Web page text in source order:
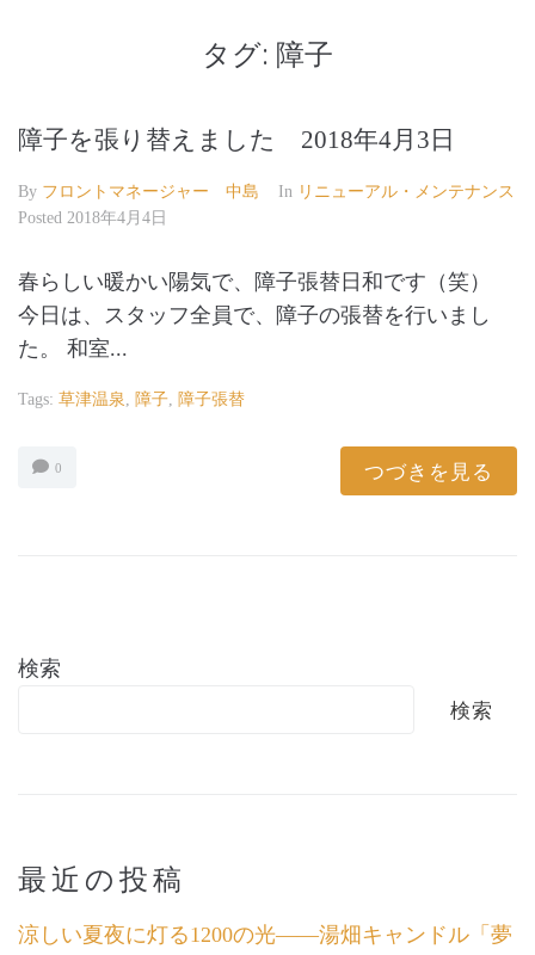
タグ: 障子
障子を張り替えました 2018年4月3日
By フロントマネージャー 中島 In リニューアル・メンテナンス
Posted 2018年4月4日
春らしい暖かい陽気で、障子張替日和です（笑）
今日は、スタッフ全員で、障子の張替を行いまし
た。 和室...
Tags: 草津温泉, 障子, 障子張替
0 つづきを見る
検索
検索
最近の投稿
涼しい夏夜に灯る1200の光――湯畑キャンドル「夢